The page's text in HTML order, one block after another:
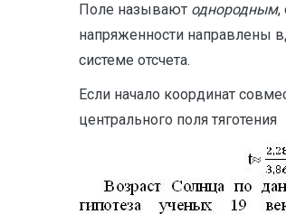
Поле называют однородным,
напряженности направлены
системе отсчета.
Если начало координат
центрального поля тяготения